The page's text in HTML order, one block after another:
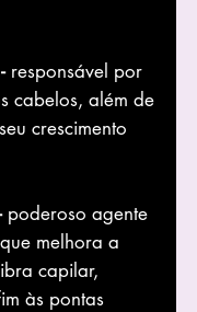
responsável por
cabelos, além de
crescimento
poderoso agente
melhora a
capilar,
às pontas